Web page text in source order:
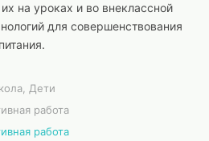
на уроках и во внеклассной
для совершенствования
Дети
работа
работа